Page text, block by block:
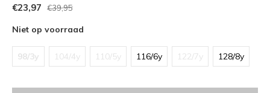
€23,97 €39,95
Niet op voorraad
98/3y 104/4y 110/5y 116/6y 122/7y 128/8y